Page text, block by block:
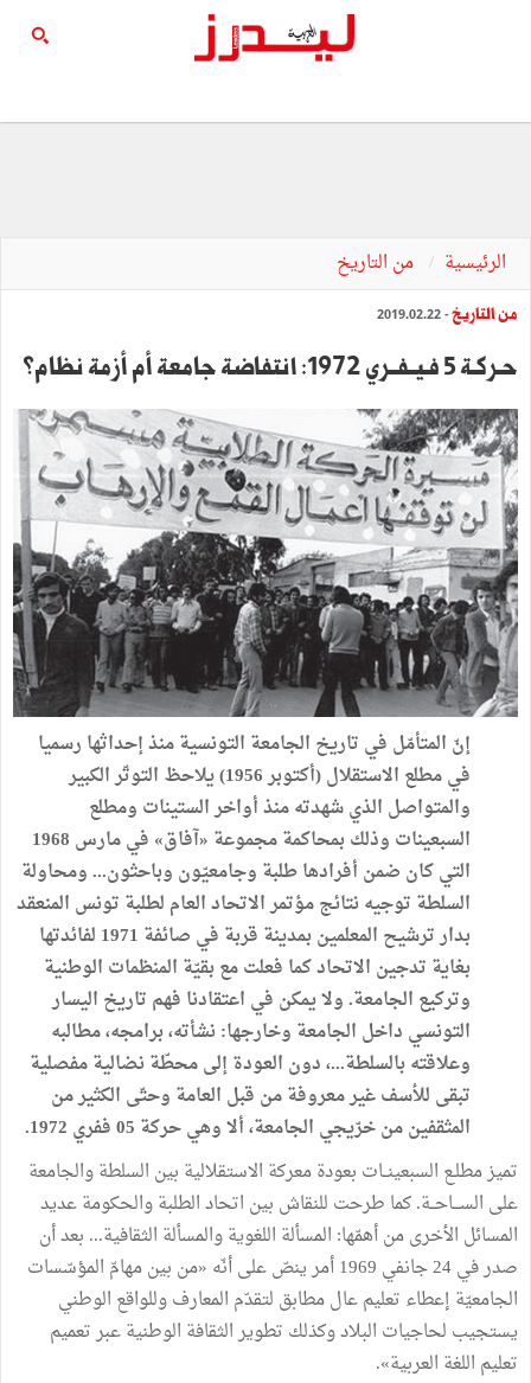
الرئيسية من التاريخ
من التاريخ- 2019.02.22
حـركـة 5 فـيــفــري 1972: انتفاضة جامعة أم أزمة نظام؟
إنّ المتأمّل في تاريخ الجامعة التونسية منذ إحداثها رسميا
في مطلع الاستقلال (أكتوبر 1956) يلاحظ التوتّر الكبير
والمتواصل الذي شهدته منذ أواخر الستينات ومطلع
السبعينات وذلك بمحاكمة مجموعة «آفاق» في مارس 1968
التي كان ضمن أفرادها طلبة وجامعيّون وباحثون... ومحاولة
السلطة توجيه نتائج مؤتمر الاتحاد العام لطلبة تونس المنعقد
بدار ترشيح المعلمين بمدينة قربة في صائفة 1971 لفائدتها
بغاية تدجين الاتحاد كما فعلت مع بقيّة المنظمات الوطنية
وتركيع الجامعة. ولا يمكن في اعتقادنا فهم تاريخ اليسار
التونسي داخل الجامعة وخارجها: نشأته، برامجه، مطالبه
وعلاقته بالسلطة...، دون العودة إلى محطّة نضالية مفصلية
تبقى للأسف غير معروفة من قبل العامة وحتّى الكثير من
المثقفين من خرّيجي الجامعة، ألا وهي حركة 05 ففري 1972.
تميز مطلـع السبعينــات بعودة معركة الاستقلالية بين السلطة والجامعة
على الســـاحــة. كما طرحت للنقاش بين اتحاد الطلبة والحكومة عديد
المسائل الأخرى من أهمّها: المسألة اللغوية والمسألة الثقافية... بعد أن
صدر في 24 جانفي 1969 أمر ينصّ على أنّه «من بين مهامّ المؤسّسات
الجامعيّة إعطاء تعليم عال مطابق لتقدّم المعارف وللواقع الوطني
يستجيب لحاجيات البلاد وكذلك تطوير الثقافة الوطنية عبر تعميم
تعليم اللغة العربية».